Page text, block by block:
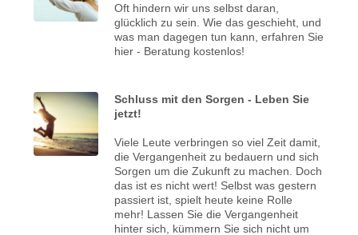
Oft hindern wir uns selbst daran,
glücklich zu sein. Wie das geschieht, und
was man dagegen tun kann, erfahren Sie
hier - Beratung kostenlos!
Schluss mit den Sorgen - Leben Sie
jetzt!
Viele Leute verbringen so viel Zeit damit,
die Vergangenheit zu bedauern und sich
Sorgen um die Zukunft zu machen. Doch
das ist es nicht wert! Selbst was gestern
passiert ist, spielt heute keine Rolle
mehr! Lassen Sie die Vergangenheit
hinter sich, kümmern Sie sich nicht um